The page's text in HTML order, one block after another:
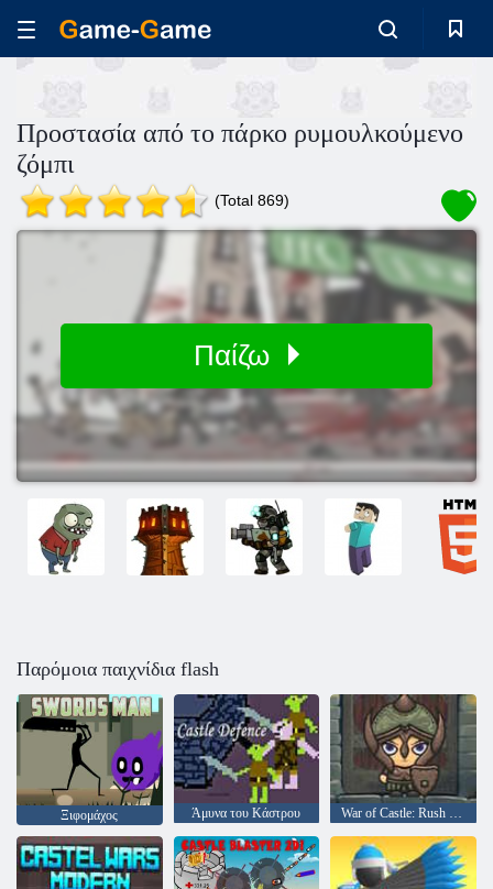
Προστασία από το πάρκο ρυμουλκούμενο
ζόμπι
(Total 869)
Παίζω
Παρόμοια παιχνίδια flash
Ξιφομάχος Άμυνα του Κάστρου War of Castle: Rush royale και Drag and Drop